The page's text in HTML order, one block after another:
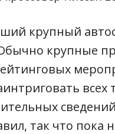
крупный
крупные
так что пока